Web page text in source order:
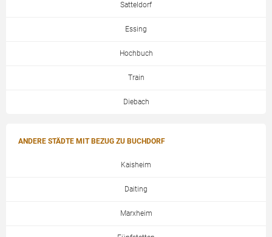
Satteldorf
Essing
Hochbuch
Train
Diebach
ANDERE STÄDTE MIT BEZUG ZU BUCHDORF
Kaisheim
Daiting
Marxheim